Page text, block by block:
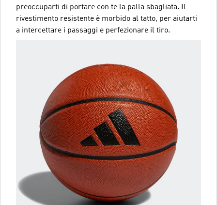
preoccuparti di portare con te la palla sbagliata. Il
rivestimento resistente è morbido al tatto, per aiutarti
a intercettare i passaggi e perfezionare il tiro.